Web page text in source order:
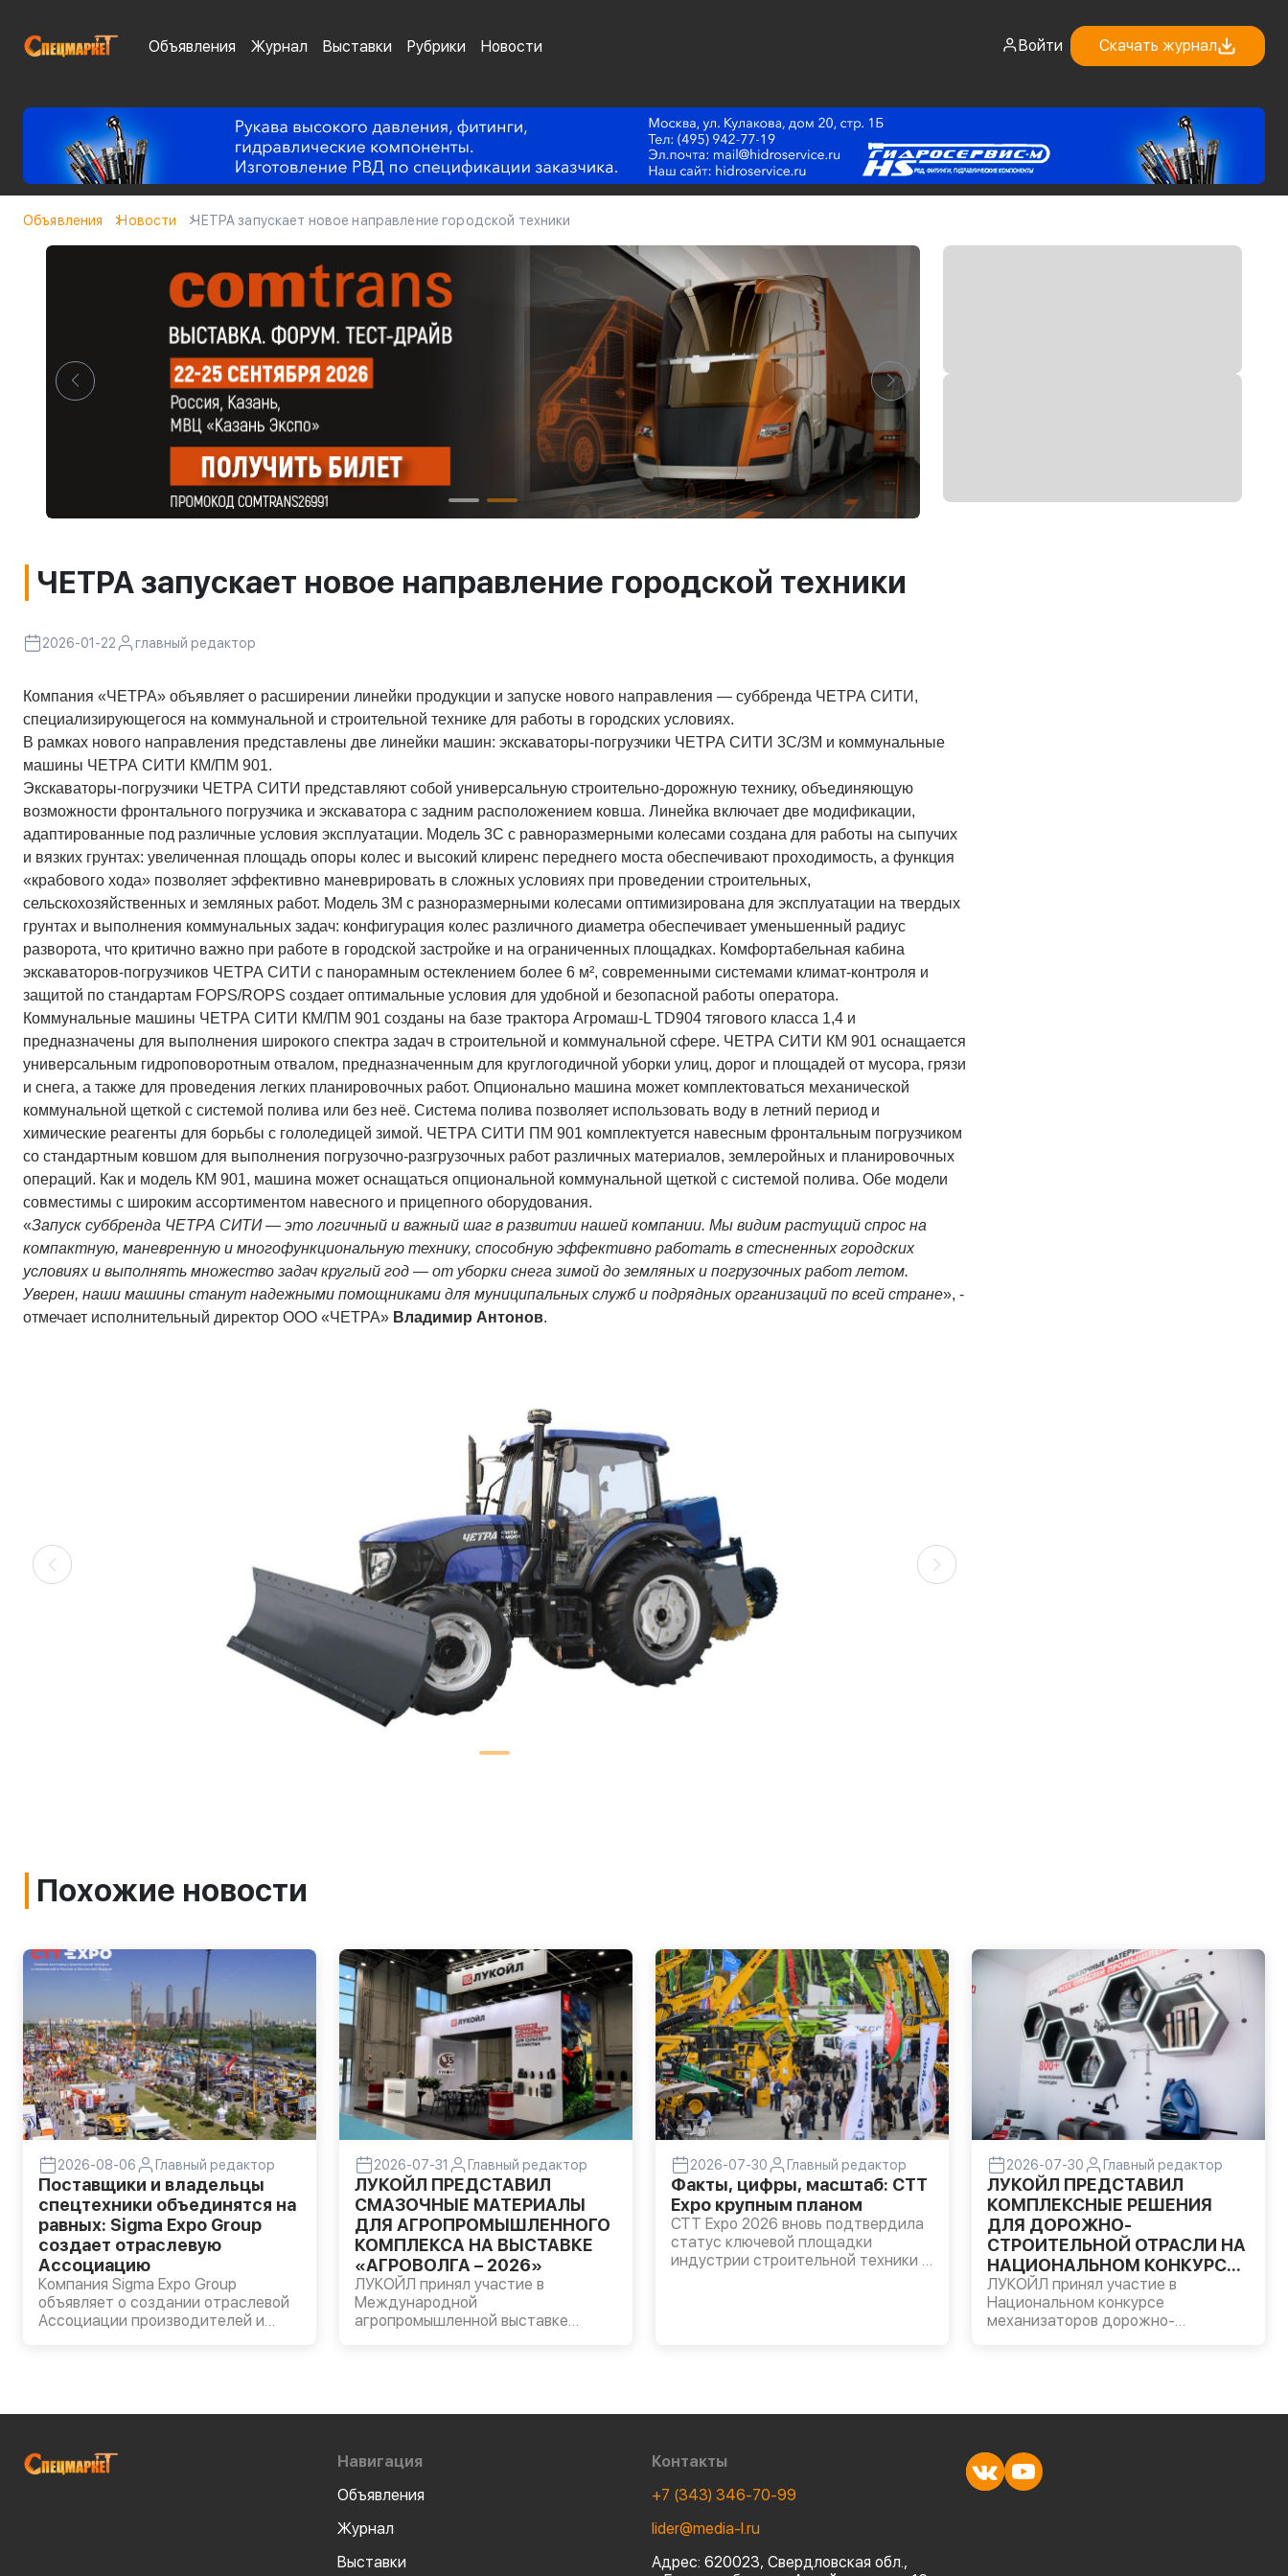
Объявления Журнал Выставки Рубрики Новости Войти Скачать журнал
Объявления Новости ЧЕТРА запускает новое направление городской техники
ЧЕТРА запускает новое направление городской техники
2026-01-22 главный редактор
Компания «ЧЕТРА» объявляет о расширении линейки продукции и запуске нового направления — суббренда ЧЕТРА СИТИ,
специализирующегося на коммунальной и строительной технике для работы в городских условиях.
В рамках нового направления представлены две линейки машин: экскаваторы-погрузчики ЧЕТРА СИТИ 3С/3М и коммунальные
машины ЧЕТРА СИТИ КМ/ПМ 901.
Экскаваторы-погрузчики ЧЕТРА СИТИ представляют собой универсальную строительно-дорожную технику, объединяющую
возможности фронтального погрузчика и экскаватора с задним расположением ковша. Линейка включает две модификации,
адаптированные под различные условия эксплуатации. Модель 3С с равноразмерными колесами создана для работы на сыпучих
и вязких грунтах: увеличенная площадь опоры колес и высокий клиренс переднего моста обеспечивают проходимость, а функция
«крабового хода» позволяет эффективно маневрировать в сложных условиях при проведении строительных,
сельскохозяйственных и земляных работ. Модель 3М с разноразмерными колесами оптимизирована для эксплуатации на твердых
грунтах и выполнения коммунальных задач: конфигурация колес различного диаметра обеспечивает уменьшенный радиус
разворота, что критично важно при работе в городской застройке и на ограниченных площадках. Комфортабельная кабина
экскаваторов-погрузчиков ЧЕТРА СИТИ с панорамным остеклением более 6 м², современными системами климат-контроля и
защитой по стандартам FOPS/ROPS создает оптимальные условия для удобной и безопасной работы оператора.
Коммунальные машины ЧЕТРА СИТИ КМ/ПМ 901 созданы на базе трактора Агромаш-L TD904 тягового класса 1,4 и
предназначены для выполнения широкого спектра задач в строительной и коммунальной сфере. ЧЕТРА СИТИ КМ 901 оснащается
универсальным гидроповоротным отвалом, предназначенным для круглогодичной уборки улиц, дорог и площадей от мусора, грязи
и снега, а также для проведения легких планировочных работ. Опционально машина может комплектоваться механической
коммунальной щеткой с системой полива или без неё. Система полива позволяет использовать воду в летний период и
химические реагенты для борьбы с гололедицей зимой. ЧЕТРА СИТИ ПМ 901 комплектуется навесным фронтальным погрузчиком
со стандартным ковшом для выполнения погрузочно-разгрузочных работ различных материалов, землеройных и планировочных
операций. Как и модель КМ 901, машина может оснащаться опциональной коммунальной щеткой с системой полива. Обе модели
совместимы с широким ассортиментом навесного и прицепного оборудования.
«Запуск суббренда ЧЕТРА СИТИ — это логичный и важный шаг в развитии нашей компании. Мы видим растущий спрос на
компактную, маневренную и многофункциональную технику, способную эффективно работать в стесненных городских
условиях и выполнять множество задач круглый год — от уборки снега зимой до земляных и погрузочных работ летом.
Уверен, наши машины станут надежными помощниками для муниципальных служб и подрядных организаций по всей стране», -
отмечает исполнительный директор ООО «ЧЕТРА» Владимир Антонов.
Похожие новости
2026-08-06 Главный редактор
Поставщики и владельцы
спецтехники объединятся на
равных: Sigma Expo Group
создает отраслевую
Ассоциацию
Компания Sigma Expo Group
объявляет о создании отраслевой
Ассоциации производителей и
2026-07-31 Главный редактор
ЛУКОЙЛ ПРЕДСТАВИЛ
СМАЗОЧНЫЕ МАТЕРИАЛЫ
ДЛЯ АГРОПРОМЫШЛЕННОГО
КОМПЛЕКСА НА ВЫСТАВКЕ
«АГРОВОЛГА – 2026»
ЛУКОЙЛ принял участие в
Международной
агропромышленной выставке
AVANTGARDE, трансмиссионные
сельскохозяйственной техники и
оборудования.
2026-07-30 Главный редактор
Факты, цифры, масштаб: CTT
Expo крупным планом
CTT Expo 2026 вновь подтвердила
статус ключевой площадки
индустрии строительной техники и
2026-07-30 Главный редактор
ЛУКОЙЛ ПРЕДСТАВИЛ
КОМПЛЕКСНЫЕ РЕШЕНИЯ
ДЛЯ ДОРОЖНО-
СТРОИТЕЛЬНОЙ ОТРАСЛИ НА
НАЦИОНАЛЬНОМ КОНКУРСЕ
МЕХАНИЗАТОРОВ
ЛУКОЙЛ принял участие в
Национальном конкурсе
механизаторов дорожно-
области.
Навигация
Объявления
Журнал
Выставки
Контакты
+7 (343) 346-70-99
lider@media-l.ru
Адрес: 620023, Свердловская обл.,